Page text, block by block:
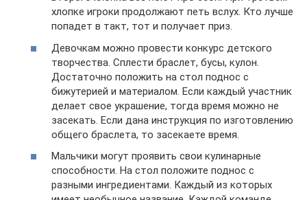
хлопке игроки продолжают петь вслух. Кто лучше
попадет в такт, тот и получает приз.
Девочкам можно провести конкурс детского
творчества. Сплести браслет, бусы, кулон.
Достаточно положить на стол поднос с
бижутерией и материалом. Если каждый участник
делает свое украшение, тогда время можно не
засекать. Если дана инструкция по изготовлению
общего браслета, то засекаете время.
Мальчики могут проявить свои кулинарные
способности. На стол положите поднос с
разными ингредиентами. Каждый из которых